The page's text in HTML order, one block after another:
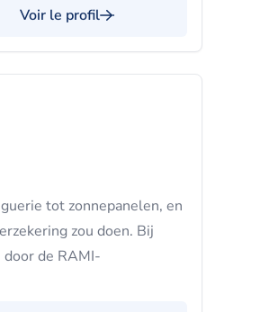
Voir le profil
tot zonnepanelen, en
zou doen. Bij
door de RAMI-